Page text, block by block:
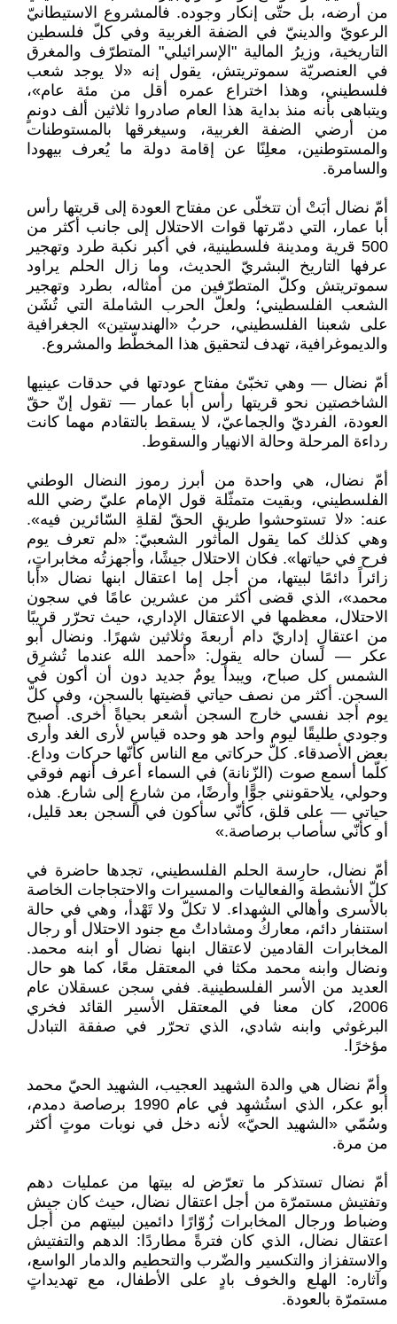
من أرضه، بل حتّى إنكار وجوده. فالمشروع الاستيطانيّ
الرعويّ والدينيّ في الضفة الغربية وفي كلّ فلسطين
التاريخية، وزيرُ المالية "الإسرائيلي" المتطرّف والمغرق
في العنصريّة سموتريتش، يقول إنه «لا يوجد شعب
فلسطيني، وهذا اختراع عمره أقل من مئة عام»،
ويتباهى بأنه منذ بداية هذا العام صادروا ثلاثين ألف دونمٍ
من أرضي الضفة الغربية، وسيغرقها بالمستوطنات
والمستوطنين، معلِنًا عن إقامة دولة ما يُعرف بيهودا
والسامرة.
أمّ نضال أبَتْ أن تتخلّى عن مفتاح العودة إلى قريتها رأس
أبا عمار، التي دمّرتها قوات الاحتلال إلى جانب أكثر من
500 قرية ومدينة فلسطينية، في أكبر نكبة طرد وتهجير
عرفها التاريخ البشريّ الحديث، وما زال الحلم يراود
سموتريتش وكلّ المتطرّفين من أمثاله، بطرد وتهجير
الشعب الفلسطيني؛ ولعلّ الحرب الشاملة التي تُشَن
على شعبنا الفلسطيني، حربُ «الهندستين» الجغرافية
والديموغرافية، تهدف لتحقيق هذا المخطّط والمشروع.
أمّ نضال — وهي تخبّئ مفتاح عودتها في حدقات عينيها
الشاخصتين نحو قريتها رأس أبا عمار — تقول إنّ حقّ
العودة، الفرديّ والجماعيّ، لا يسقط بالتقادم مهما كانت
رداءة المرحلة وحالة الانهيار والسقوط.
أمّ نضال، هي واحدة من أبرز رموز النضال الوطني
الفلسطيني، وبقيت متمثّلة قول الإمام عليّ رضي الله
عنه: «لا تستوحشوا طريق الحقّ لقلةِ السّائرين فيه».
وهي كذلك كما يقول المأثور الشعبيّ: «لم تعرف يوم
فرح في حياتها». فكان الاحتلال جيشًا، وأجهزتُه مخابراتٍ،
زائراً دائمًا لبيتها، من أجل إما اعتقال ابنها نضال «أبا
محمد»، الذي قضى أكثر من عشرين عامًا في سجون
الاحتلال، معظمها في الاعتقال الإداري، حيث تحرّر قريبًا
من اعتقالٍ إداريّ دام أربعةَ وثلاثين شهرًا. ونضال أبو
عكر — لسان حاله يقول: «أحمد الله عندما تُشرِق
الشمس كل صباح، ويبدأ يومٌ جديد دون أن أكون في
السجن. أكثر من نصف حياتي قضيتها بالسجن، وفي كلّ
يوم أجد نفسي خارج السجن أشعر بحياةً أخرى. أصبح
وجودي طليقًا ليوم واحد هو وحده قياس لأرى الغد وأرى
بعض الأصدقاء. كلّ حركاتي مع الناس كأنّها حركات وداع.
كلّما أسمع صوت (الزّنانة) في السماء أعرف أنهم فوقي
وحولي، يلاحقونني جوًّا وأرضًا، من شارعٍ إلى شارع. هذه
حياتي — على قلق، كأنّي سأكون في السجن بعد قليل،
أو كأنّي سأصاب برصاصة.»
أمّ نضال، حارِسة الحلم الفلسطيني، تجدها حاضرة في
كلّ الأنشطة والفعاليات والمسيرات والاحتجاجات الخاصة
بالأسرى وأهالي الشهداء. لا تكلّ ولا تَهْدأ، وهي في حالة
استنفار دائم، معاركُ ومشاداتٌ مع جنود الاحتلال أو رجال
المخابرات القادمين لاعتقال ابنها نضال أو ابنه محمد.
ونضال وابنه محمد مكثا في المعتقل معًا، كما هو حال
العديد من الأسر الفلسطينية. ففي سجن عسقلان عام
2006، كان معنا في المعتقل الأسير القائد فخري
البرغوثي وابنه شادي، الذي تحرّر في صفقة التبادل
مؤخرًا.
وأمّ نضال هي والدة الشهيد العجيب، الشهيد الحيّ محمد
أبو عكر، الذي استُشهِد في عام 1990 برصاصة دمدم،
وسُمّي «الشهيد الحيّ» لأنه دخل في نوبات موتٍ أكثر
من مرة.
أمّ نضال تستذكر ما تعرّض له بيتها من عمليات دهم
وتفتيش مستمرّة من أجل اعتقال نضال، حيث كان جيش
وضباط ورجال المخابرات زُوّارًا دائمين لبيتهم من أجل
اعتقال نضال، الذي كان فترةً مطاردًا: الدهم والتفتيش
والاستفزاز والتكسير والضّرب والتحطيم والدمار الواسع،
وآثاره: الهلع والخوف بادٍ على الأطفال، مع تهديداتٍ
مستمرّة بالعودة.